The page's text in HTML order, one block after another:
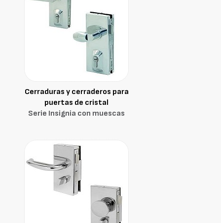
Cerraduras y cerraderos para
puertas de cristal
Serie Insignia con muescas